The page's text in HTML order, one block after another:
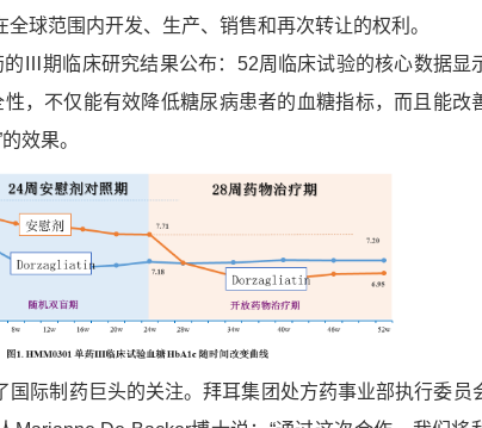
球范围内开发、生产、销售和再次转让的权利。
期临床研究结果公布：52周临床试验的核心数据显
，不仅能有效降低糖尿病患者的血糖指标，而且能改
效果。
制药巨头的关注。拜耳集团处方药事业部执行委员